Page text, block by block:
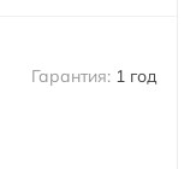
1 год